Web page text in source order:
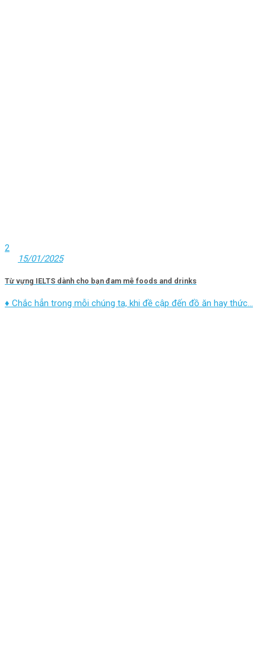
2
15/01/2025
Từ vựng IELTS dành cho bạn đam mê foods and drinks
♦ Chắc hẳn trong mỗi chúng ta, khi đề cập đến đồ ăn hay thức...